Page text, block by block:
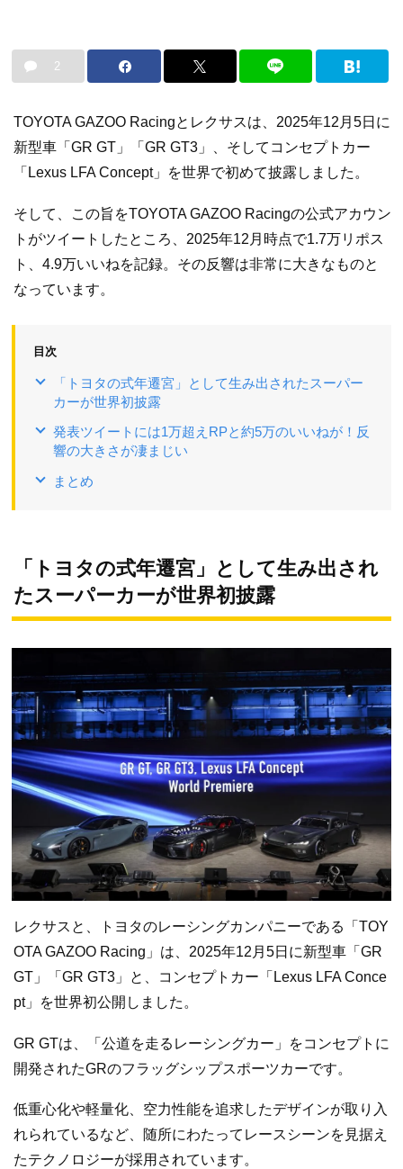
2
TOYOTA GAZOO Racingとレクサスは、2025年12月5日に
新型車「GR GT」「GR GT3」、そしてコンセプトカー
「Lexus LFA Concept」を世界で初めて披露しました。
そして、この旨をTOYOTA GAZOO Racingの公式アカウン
トがツイートしたところ、2025年12月時点で1.7万リポス
ト、4.9万いいねを記録。その反響は非常に大きなものと
なっています。
目次
「トヨタの式年遷宮」として生み出されたスーパー
カーが世界初披露
発表ツイートには1万超えRPと約5万のいいねが！反
響の大きさが凄まじい
まとめ
「トヨタの式年遷宮」として生み出され
たスーパーカーが世界初披露
レクサスと、トヨタのレーシングカンパニーである「TOY
OTA GAZOO Racing」は、2025年12月5日に新型車「GR
GT」「GR GT3」と、コンセプトカー「Lexus LFA Conce
pt」を世界初公開しました。
GR GTは、「公道を走るレーシングカー」をコンセプトに
開発されたGRのフラッグシップスポーツカーです。
低重心化や軽量化、空力性能を追求したデザインが取り入
れられているなど、随所にわたってレースシーンを見据え
たテクノロジーが採用されています。